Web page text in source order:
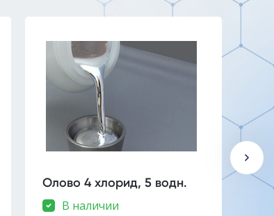
Олово 4 хлорид, 5 водн.
В наличии